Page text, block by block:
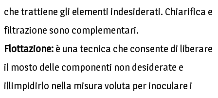
che trattiene gli elementi indesiderati. Chiarifica e
filtrazione sono complementari.
Flottazione: è una tecnica che consente di liberare
il mosto delle componenti non desiderate e
illimpidirlo nella misura voluta per inoculare i